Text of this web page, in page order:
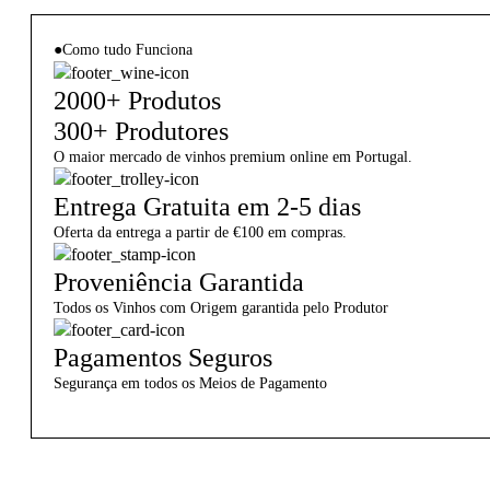
●Como tudo Funciona
2000+ Produtos
300+ Produtores
O maior mercado de vinhos premium online em Portugal.
Entrega Gratuita em 2-5 dias
Oferta da entrega a partir de €100 em compras.
Proveniência Garantida
Todos os Vinhos com Origem garantida pelo Produtor
Pagamentos Seguros
Segurança em todos os Meios de Pagamento